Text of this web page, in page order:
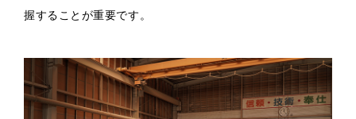
握することが重要です。